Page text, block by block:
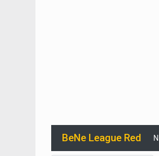
BeNe League Red